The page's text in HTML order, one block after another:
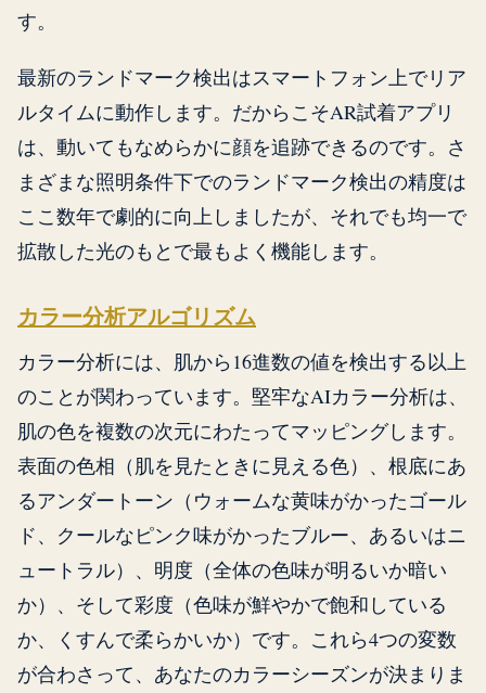
す。
最新のランドマーク検出はスマートフォン上でリア
ルタイムに動作します。だからこそAR試着アプリ
は、動いてもなめらかに顔を追跡できるのです。さ
まざまな照明条件下でのランドマーク検出の精度は
ここ数年で劇的に向上しましたが、それでも均一で
拡散した光のもとで最もよく機能します。
カラー分析アルゴリズム
カラー分析には、肌から16進数の値を検出する以上
のことが関わっています。堅牢なAIカラー分析は、
肌の色を複数の次元にわたってマッピングします。
表面の色相（肌を見たときに見える色）、根底にあ
るアンダートーン（ウォームな黄味がかったゴール
ド、クールなピンク味がかったブルー、あるいはニ
ュートラル）、明度（全体の色味が明るいか暗い
か）、そして彩度（色味が鮮やかで飽和している
か、くすんで柔らかいか）です。これら4つの変数
が合わさって、あなたのカラーシーズンが決まりま